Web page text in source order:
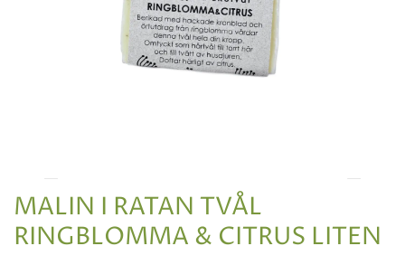
MALIN I RATAN TVÅL
RINGBLOMMA & CITRUS LITEN